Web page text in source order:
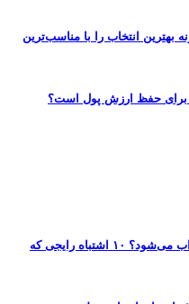
انتخاب را با مناسب‌ترین
برای حفظ ارزش پول است؟
چرا باتری خودرو زودتر از موعد خراب می‌شود؟ ۱۰ اشتباه رایجی که